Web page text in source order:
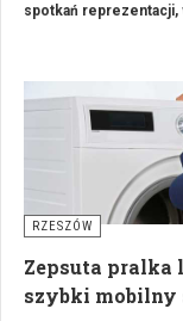
spotkań
Pit Stop Pizza przy ul.
pizzerii, lokalnej
można zjeść pizzę,
spędzić wieczór bez
RZESZÓW
Zepsuta pralka
szybki mobilny